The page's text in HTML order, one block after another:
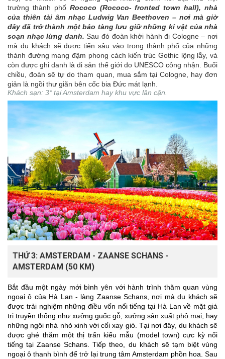
trường thành phố Rococo (Rococo- fronted town hall), nhà
của thiên tài âm nhạc Ludwig Van Beethoven – nơi mà giờ
đây đã trở thành một bảo tàng lưu giữ những kỉ vật của nhà
soạn nhạc lừng danh. Sau đó đoàn khởi hành đi Cologne – nơi
mà du khách sẽ được tiến sâu vào trong thành phố của những
thánh đường mang đậm phong cách kiến trúc Gothic lộng lẫy, và
còn được ghi danh là di sản thế giới do UNESCO công nhận. Buổi
chiều, đoàn sẽ tự do tham quan, mua sắm tại Cologne, hay đơn
giản là ngồi thư giãn bên cốc bia Đức mát lạnh.
Khách sạn: 3* tại Amsterdam hay khu vực lân cận.
THỨ 3: AMSTERDAM - ZAANSE SCHANS -
AMSTERDAM (50 KM)
Bắt đầu một ngày mới bình yên với hành trình thăm quan vùng
ngoại ô của Hà Lan - làng Zaanse Schans, nơi mà du khách sẽ
được trải nghiệm những điều vốn nổi tiếng tại Hà Lan về mặt giá
trị truyền thống như xưởng guốc gỗ, xưởng sản xuất phô mai, hay
những ngôi nhà nhỏ xinh với cối xay gió. Tại nơi đây, du khách sẽ
được ghé thăm một thị trấn kiểu mẫu (model town) cực kỳ nổi
tiếng tại Zaanse Schans. Tiếp theo, du khách sẽ tạm biệt vùng
ngoại ô thanh bình để trở lại trung tâm Amsterdam phồn hoa. Sau